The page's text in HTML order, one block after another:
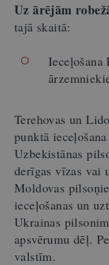
Uz ārējām
tajā skaitā:
Terehovas un
punktā
Uzbekistānas
derīgas vīzas vai
Moldovas
ieceļošanas un
Ukrainas
apsvērumu dēļ.
valstīm.